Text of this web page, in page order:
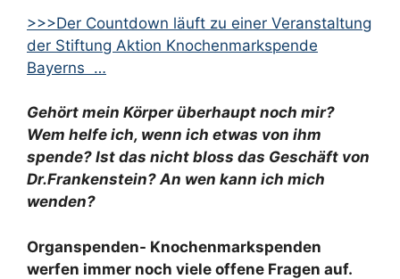
>>>Der Countdown läuft zu einer Veranstaltung
der Stiftung Aktion Knochenmarkspende
Bayerns …
Gehört mein Körper überhaupt noch mir?
Wem helfe ich, wenn ich etwas von ihm
spende? Ist das nicht bloss das Geschäft von
Dr.Frankenstein? An wen kann ich mich
wenden?
Organspenden- Knochenmarkspenden
werfen immer noch viele offene Fragen auf.